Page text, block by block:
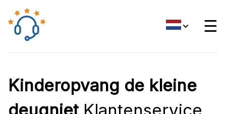
☰
Kinderopvang de kleine
deugnietKlantenservice